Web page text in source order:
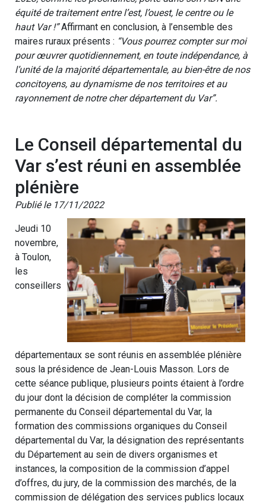
équité de traitement entre l’est, l’ouest, le centre ou le
haut Var !”Affirmant en conclusion, à l’ensemble des
maires ruraux présents : “Vous pourrez compter sur moi
pour œuvrer quotidiennement, en toute indépendance, à
l’unité de la majorité départementale, au bien-être de nos
concitoyens, au dynamisme de nos territoires et au
rayonnement de notre cher département du Var”.
Le Conseil départemental du
Var s’est réuni en assemblée
plénière
Publié le 17/11/2022
Jeudi 10
novembre,
à Toulon,
les
conseillers
départementaux se sont réunis en assemblée plénière
sous la présidence de Jean-Louis Masson. Lors de
cette séance publique, plusieurs points étaient à l’ordre
du jour dont la décision de compléter la commission
permanente du Conseil départemental du Var, la
formation des commissions organiques du Conseil
départemental du Var, la désignation des représentants
du Département au sein de divers organismes et
instances, la composition de la commission d’appel
d’offres, du jury, de la commission des marchés, de la
commission de délégation des services publics locaux